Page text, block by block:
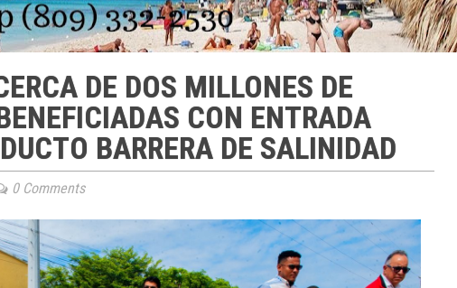
DE DOS MILLONES DE
CON ENTRADA
BARRERA DE SALINIDAD
0 Comments